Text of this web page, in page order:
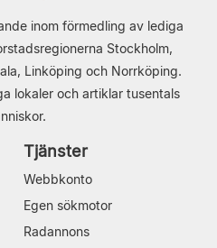
inom förmedling av lediga
Stockholm,
Linköping och Norrköping.
lokaler och artiklar tusentals
Tjänster
Webbkonto
Egen sökmotor
Radannons